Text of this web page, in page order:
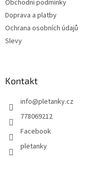
Obchodní podmínky
Doprava a platby
Ochrana osobních údajů
Slevy
Kontakt
info@pletanky.cz
778069212
Facebook
pletanky